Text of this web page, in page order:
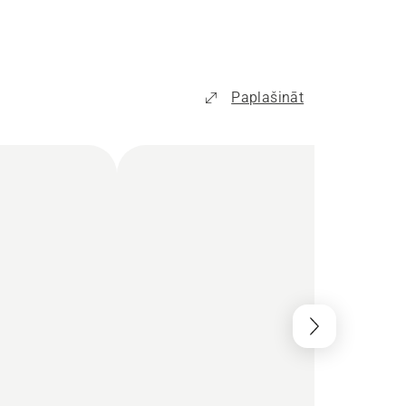
Paplašināt